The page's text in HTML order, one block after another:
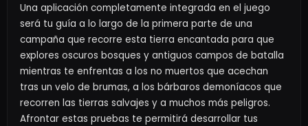
Una aplicación completamente integrada en el juego
será tu guía a lo largo de la primera parte de una
campaña que recorre esta tierra encantada para que
explores oscuros bosques y antiguos campos de batalla
mientras te enfrentas a los no muertos que acechan
tras un velo de brumas, a los bárbaros demoníacos que
recorren las tierras salvajes y a muchos más peligros.
Afrontar estas pruebas te permitirá desarrollar tus